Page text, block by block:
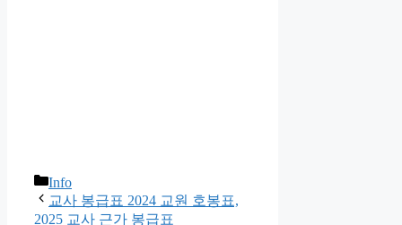
카
테
고
Info
교사 봉급표 2024 교원 호봉표,
2025 교사 근가 봉급표